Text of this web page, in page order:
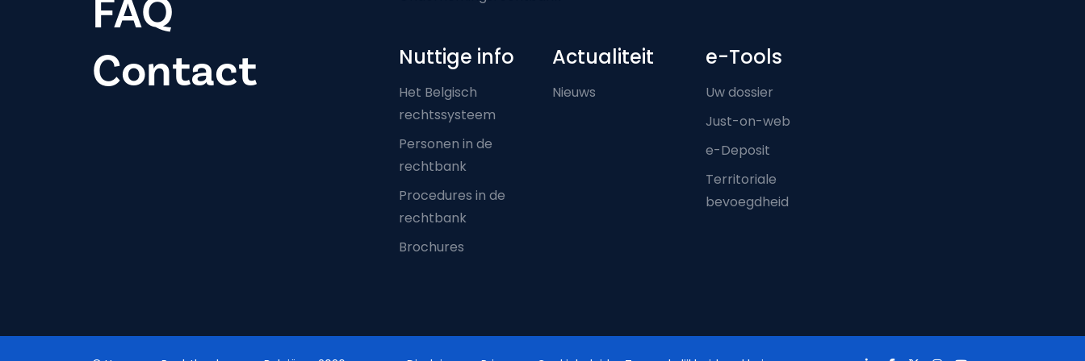
FAQ
Contact
Nuttige info
Het Belgisch
rechtssysteem
Personen in de
rechtbank
Procedures in de
rechtbank
Brochures
Actualiteit
Nieuws
e-Tools
Uw dossier
Just-on-web
e-Deposit
Territoriale
bevoegdheid